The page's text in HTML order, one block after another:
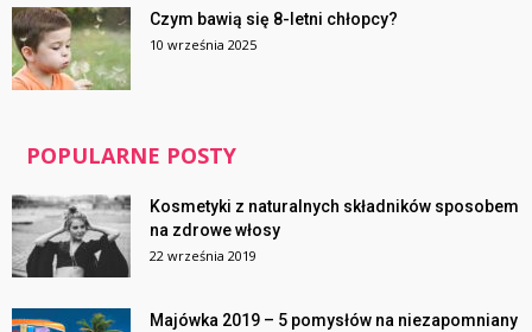
Czym bawią się 8-letni chłopcy?
10 września 2025
POPULARNE POSTY
Kosmetyki z naturalnych składników sposobem
na zdrowe włosy
22 września 2019
Majówka 2019 – 5 pomysłów na niezapomniany